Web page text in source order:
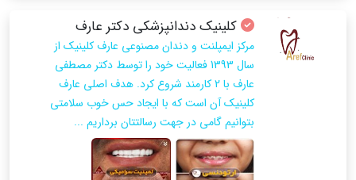
کلینیک دندانپزشکی دکتر عارف
مرکز ایمپلنت و دندان مصنوعی عارف کلینیک از
سال 1393 فعالیت خود را توسط دکتر مصطفی
عارف با 2 کارمند شروع کرد. هدف اصلی عارف
کلینیک آن است که با ایجاد حس خوب سلامتی
بتوانیم گامی در جهت رسالتتان برداریم ...